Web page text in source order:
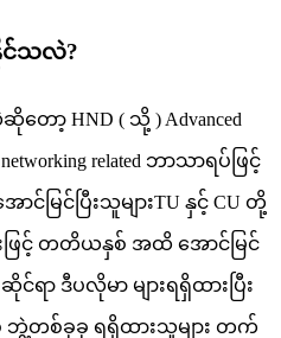
သလဲ?
HND ( သို့ ) Advanced
networking related ဘာသာရပ်ဖြင့်
င်မြင်ပြီးသူများTU နှင့် CU တို့
င်းဖြင့် တတိယနှစ် အထိ အောင်မြင်
ဆိုင်ရာ ဒီပလိုမာ များရရှိထားပြီး
ေ ဘွဲ့တစ်ခုခု ရရှိထားသူများ တက်